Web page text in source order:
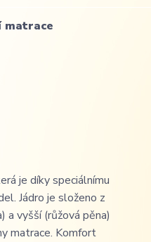
matrace
je díky speciálnímu
Jádro je složeno z
a vyšší (růžová pěna)
matrace. Komfort